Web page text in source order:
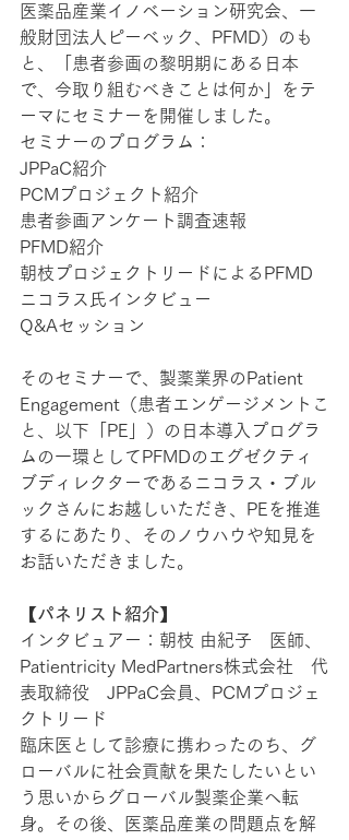
医薬品産業イノベーション研究会、一
般財団法人ピーベック、PFMD）のも
と、「患者参画の黎明期にある日本
で、今取り組むべきことは何か」をテ
ーマにセミナーを開催しました。
セミナーのプログラム：
JPPaC紹介
PCMプロジェクト紹介
患者参画アンケート調査速報
PFMD紹介
朝枝プロジェクトリードによるPFMD
ニコラス氏インタビュー
Q&Aセッション
そのセミナーで、製薬業界のPatient
Engagement（患者エンゲージメントこ
と、以下「PE」）の日本導入プログラ
ムの一環としてPFMDのエグゼクティ
ブディレクターであるニコラス・ブル
ックさんにお越しいただき、PEを推進
するにあたり、そのノウハウや知見を
お話いただきました。
【パネリスト紹介】
インタビュアー：朝枝 由紀子　医師、
Patientricity MedPartners株式会社　代
表取締役　JPPaC会員、PCMプロジェ
クトリード
臨床医として診療に携わったのち、グ
ローバルに社会貢献を果たしたいとい
う思いからグローバル製薬企業へ転
身。その後、医薬品産業の問題点を解